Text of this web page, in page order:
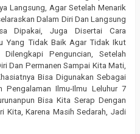
Langsung, Agar Setelah Menarik
Dalam Diri Dan Langsung
Dipakai, Juga Disertai Cara
Yang Tidak Baik Agar Tidak Ikut
Penguncian, Setelah
Dan Permanen Sampai Kita Mati,
Bisa Digunakan Sebagai
Pengalaman Ilmu-Ilmu Leluhur 7
Bisa Kita Serap Dengan
Kita, Karena Masih Sedarah, Jadi